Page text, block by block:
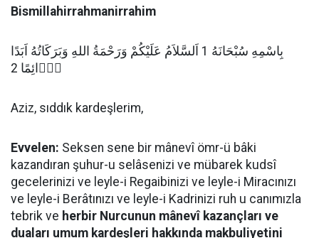
Bismillahirrahmanirrahim
بِاسْمِهِ سُبْحَانَهُ 1 اَلسَّلاَمُ عَلَيْكُمْ وَرَحْمَةُ اللهِ وَبَرَكَاتُهُ اَبَدًا
دَۤائِمًا 2
Aziz, sıddık kardeşlerim,
Evvelen: Seksen sene bir mânevî ömr-ü bâki
kazandıran şuhur-u selâsenizi ve mübarek kudsî
gecelerinizi ve leyle-i Regaibinizi ve leyle-i Miracınızı
ve leyle-i Berâtınızı ve leyle-i Kadrinizi ruh u canımızla
tebrik ve herbir Nurcunun mânevî kazançları ve
duaları umum kardeşleri hakkında makbuliyetini